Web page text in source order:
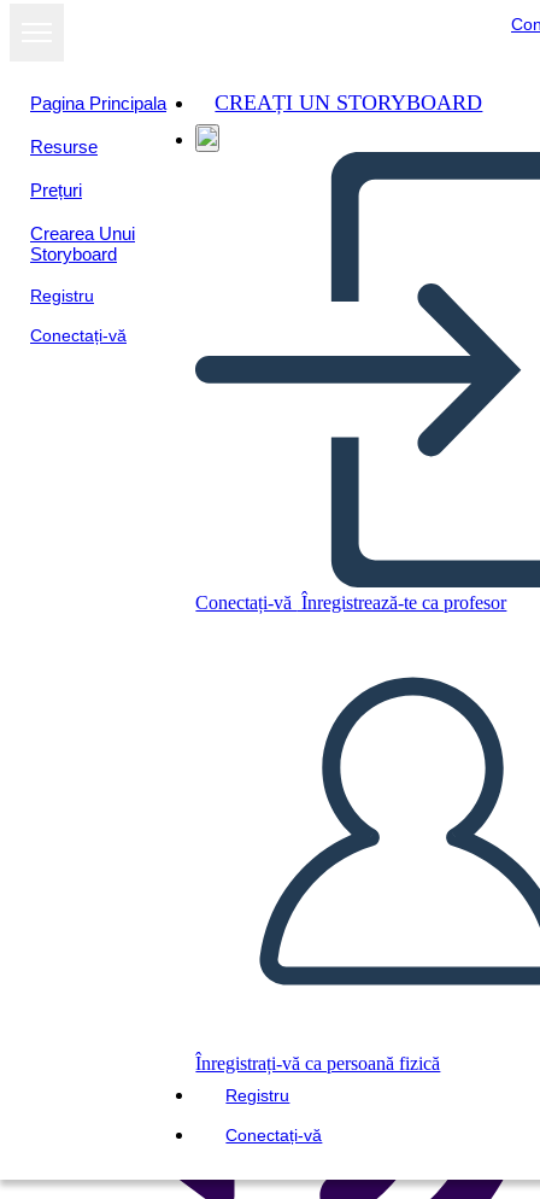
Pagina Principala
Resurse
Prețuri
Crearea Unui
Storyboard
Registru
Conectați-vă
CREAȚI UN STORYBOARD
Conectați-vă Înregistrează-te ca profesor
Înregistrați-vă ca persoană fizică
Registru
Conectați-vă
REDAȚI PREZENTAREA DE DIAPOZITIVE
CITESTE-MI